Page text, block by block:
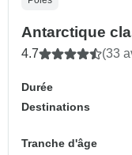
Antarctique
4.7 (33
Durée
Destinations
Tranche d'âge